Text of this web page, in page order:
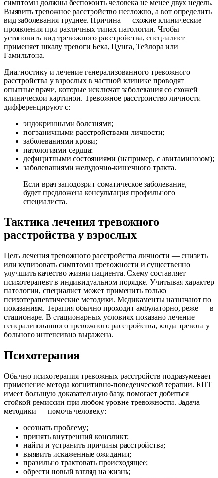
симптомы должны беспокоить человека не менее двух недель.
Выявить тревожное расстройство несложно, а вот определить
вид заболевания труднее. Причина — схожие клинические
проявления при различных типах патологии. Чтобы
установить вид тревожного расстройства, специалист
применяет шкалу тревоги Бека, Цунга, Тейлора или
Гамильтона.
Диагностику и лечение генерализованного тревожного
расстройства у взрослых в частной клинике проводят
опытные врачи, которые исключат заболевания со схожей
клинической картиной. Тревожное расстройство личности
дифференцируют с:
эндокринными болезнями;
пограничными расстройствами личности;
заболеваниями крови;
патологиями сердца;
дефицитными состояниями (например, с авитаминозом);
заболеваниями желудочно-кишечного тракта.
Если врач заподозрит соматическое заболевание,
будет предложена консультация профильного
специалиста.
Тактика лечения тревожного
расстройства у взрослых
Цель лечения тревожного расстройства личности — снизить
или купировать симптомы тревожности и существенно
улучшить качество жизни пациента. Схему составляет
психотерапевт в индивидуальном порядке. Учитывая характер
патологии, специалист может применить только
психотерапевтические методики. Медикаменты назначают по
показаниям. Терапия обычно проходит амбулаторно, реже — в
стационаре. В стационарных условиях показано лечение
генерализованного тревожного расстройства, когда тревога у
больного интенсивно выражена.
Психотерапия
Обычно психотерапия тревожных расстройств подразумевает
применение метода когнитивно-поведенческой терапии. КПТ
имеет большую доказательную базу, помогает добиться
стойкой ремиссии при любом уровне тревожности. Задача
методики — помочь человеку:
осознать проблему;
принять внутренний конфликт;
найти и устранить причины расстройства;
выявить искаженные ожидания;
правильно трактовать происходящее;
обрести новый взгляд на жизнь;